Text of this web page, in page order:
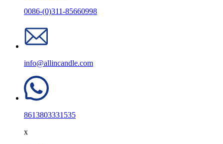
0086-(0)311-85660998
info@allincandle.com
8613803331535
x